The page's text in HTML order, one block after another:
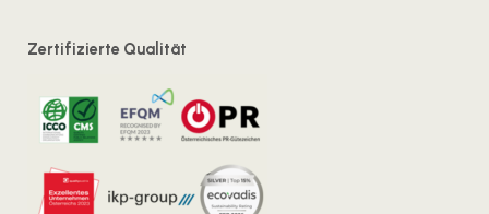
Zertifizierte Qualität